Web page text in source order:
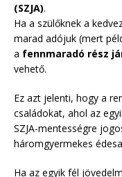
(SZJA).
Ha a szülőknek a
marad adójuk (mert
a fennmaradó rész
vehető.
Ez azt jelenti, hogy a
családokat, ahol az
SZJA-mentességre
háromgyermekes
Ha az egyik fél